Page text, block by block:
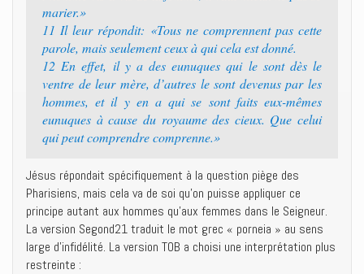
marier.»
11 Il leur répondit: «Tous ne comprennent pas cette
parole, mais seulement ceux à qui cela est donné.
12 En effet, il y a des eunuques qui le sont dès le
ventre de leur mère, d’autres le sont devenus par les
hommes, et il y en a qui se sont faits eux-mêmes
eunuques à cause du royaume des cieux. Que celui
qui peut comprendre comprenne.»
Jésus répondait spécifiquement à la question piège des
Pharisiens, mais cela va de soi qu’on puisse appliquer ce
principe autant aux hommes qu’aux femmes dans le Seigneur.
La version Segond21 traduit le mot grec « porneia » au sens
large d’infidélité. La version TOB a choisi une interprétation plus
restreinte :